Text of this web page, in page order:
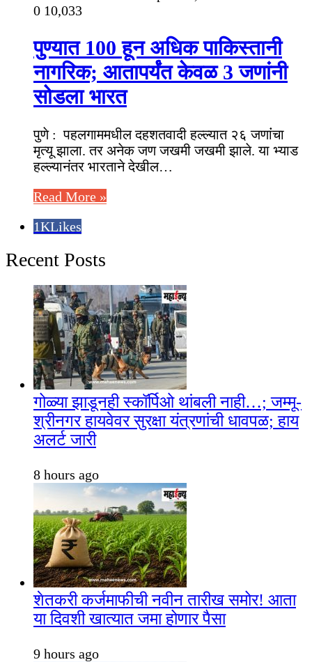
0 10,033
पुण्यात 100 हून अधिक पाकिस्तानी
नागरिक; आतापर्यंत केवळ 3 जणांनी
सोडला भारत
पुणे : पहलगाममधील दहशतवादी हल्ल्यात २६ जणांंचा
मृत्यू झाला. तर अनेक जण जखमी जखमी झाले. या भ्याड
हल्ल्यानंतर भारताने देखील…
Read More »
1KLikes
Recent Posts
गोळ्या झाडूनही स्कॉर्पिओ थांबली नाही…; जम्मू-
श्रीनगर हायवेवर सुरक्षा यंत्रणांची धावपळ; हाय
अलर्ट जारी
8 hours ago
शेतकरी कर्जमाफीची नवीन तारीख समोर! आता
या दिवशी खात्यात जमा होणार पैसा
9 hours ago